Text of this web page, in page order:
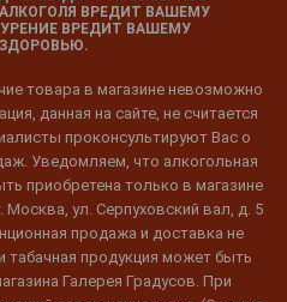
ВРЕДИТ ВАШЕМУ
ВРЕДИТ ВАШЕМУ
ЗДОРОВЬЮ.
товара в магазине невозможно
данная на сайте, не считается
проконсультируют Вас о
Уведомляем, что алкогольная
приобретена только в магазине
Москва, ул. Серпуховский вал, д. 5
продажа и доставка не
табачная продукция может быть
Галерея Градусов. При